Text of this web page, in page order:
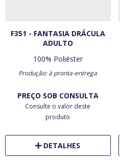
F351 - FANTASIA DRÁCULA
ADULTO
100% Poliéster
Produção: à pronta-entrega
PREÇO SOB CONSULTA
Consulte o valor deste
produto
DETALHES